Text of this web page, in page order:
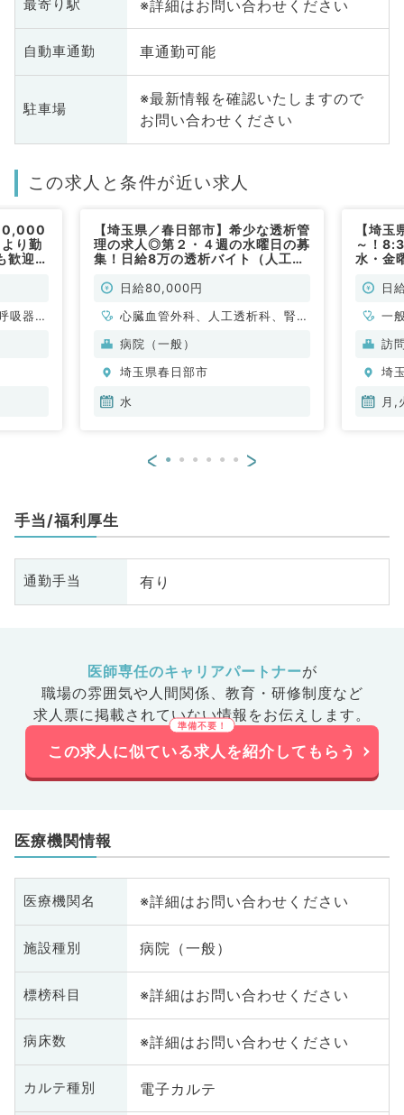
最寄り駅 ※詳細はお問い合わせください
自動車通勤 車通勤可能
駐車場
※最新情報を確認いたしますので
お問い合わせください
この求人と条件が近い求人
り勤
歓迎な
吸器内
【埼玉県／春日部市】希少な透析管
理の求人◎第２・４週の水曜日の募
集！日給8万の透析バイト（人工透
日給80,000円
心臓血管外科、人工透析科、腎臓
内科、血液内科
病院（一般）
埼玉県春日部市
水
【埼
～！
水・金
／非常
日
一
科
訪
埼
月,
< >
手当/福利厚生
通勤手当 有り
医師専任のキャリアパートナーが
職場の雰囲気や人間関係、 教育・研修制度など
求人票に掲載されていない情報をお伝えします。
この求人に似ている求人を紹介してもらう
医療機関情報
医療機関名 ※詳細はお問い合わせください
施設種別 病院（一般）
標榜科目 ※詳細はお問い合わせください
病床数 ※詳細はお問い合わせください
カルテ種別 電子カルテ